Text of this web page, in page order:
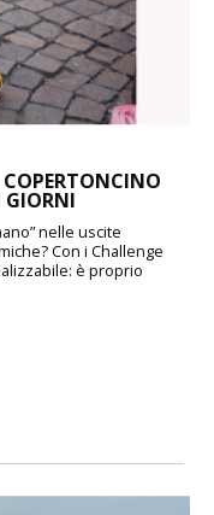
COPERTONCINO
nelle uscite
Con i Challenge
è proprio